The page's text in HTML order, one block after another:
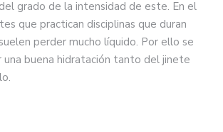
grado de la intensidad de este. En el
que practican disciplinas que duran
perder mucho líquido. Por ello se
buena hidratación tanto del jinete